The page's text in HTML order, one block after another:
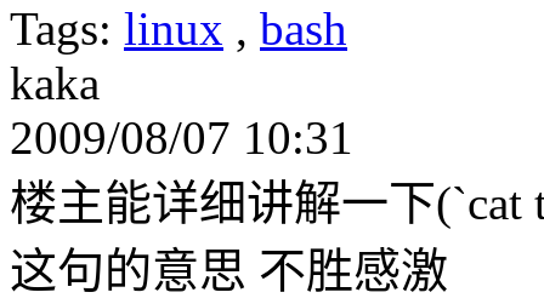
Tags: linux , bash
kaka
2009/08/07 10:31
楼主能详细讲解一下(`cat
这句的意思 不胜感激